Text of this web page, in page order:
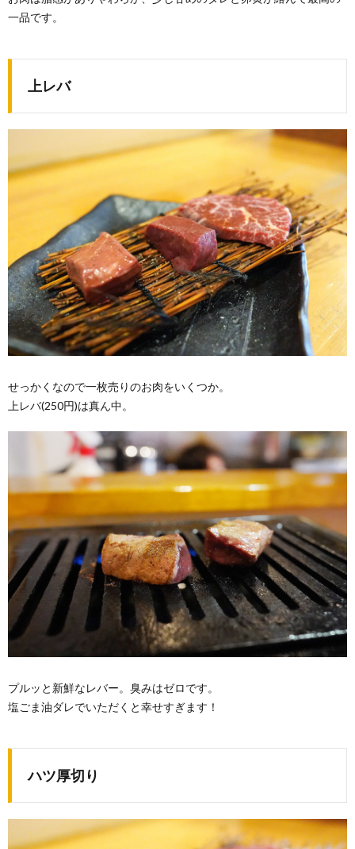
一品です。
上レバ
せっかくなので一枚売りのお肉をいくつか。
上レバ(250円)は真ん中。
プルッと新鮮なレバー。臭みはゼロです。
塩ごま油ダレでいただくと幸せすぎます！
ハツ厚切り